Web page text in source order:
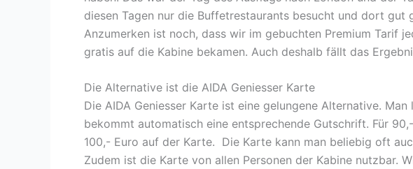
diesen Tagen nur die Buffetrestaurants besucht und dort gut
Anzumerken ist noch, dass wir im gebuchten Premium Tarif
gratis auf die Kabine bekamen. Auch deshalb fällt das
Die Alternative ist die AIDA Geniesser Karte
Die AIDA Geniesser Karte ist eine gelungene Alternative.
bekommt automatisch eine entsprechende Gutschrift. Für
100,- Euro auf der Karte. Die Karte kann man beliebig oft
Zudem ist die Karte von allen Personen der Kabine nutzbar.